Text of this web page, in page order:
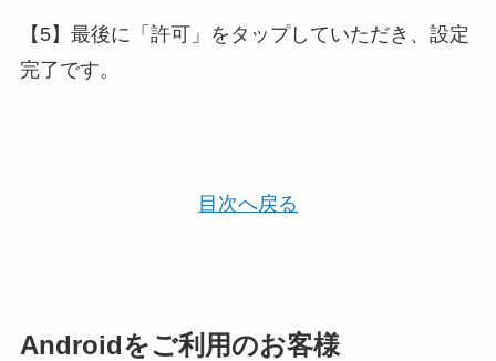
【5】最後に「許可」をタップしていただき、設定
完了です。
目次へ戻る
Androidをご利用のお客様